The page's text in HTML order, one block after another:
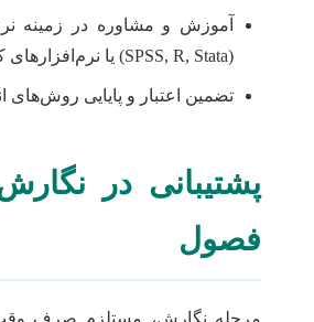
آموزش و مشاوره در زمینه
(SPSS, R, Stata) یا نرم‌افزارهای کیفی (NVivo).
تضمین اعتبار و پایایی روش‌های
پشتیبانی در
فصول